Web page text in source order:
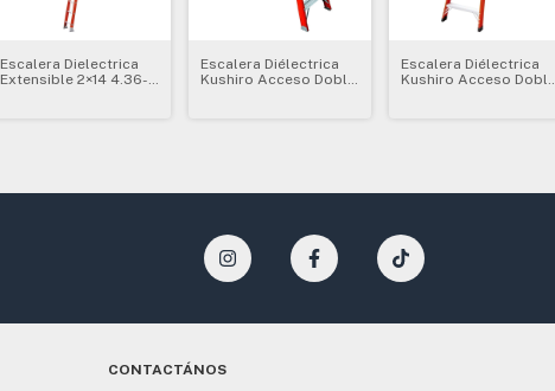
Escalera Dielectrica
Extensible 2×14 4.36-
Escalera Diélectrica
Kushiro Acceso Doble
Escalera Diélectrica
Kushiro Acceso Doble
CONTACTÁNOS